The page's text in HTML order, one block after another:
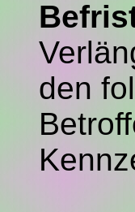
den